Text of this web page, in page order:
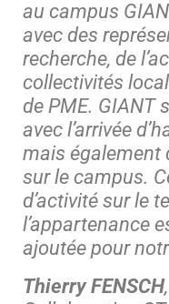
au campus
avec des
recherche, de
collectivités
de PME. GIANT
avec l’arrivée
mais également
sur le campus.
d’activité sur le
l’appartenance
ajoutée pour
Thierry FENSCH